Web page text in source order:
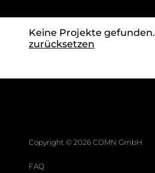
Keine Projekte gefunden.
zurücksetzen
Copyright © 2026 CDMN GmbH
FAQ